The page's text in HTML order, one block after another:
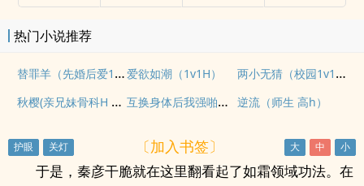
热门小说推荐
替罪羊（先婚后爱1v1）爱欲如潮（1v1H）
两小无猜（校园1v1，高H）
秋樱(亲兄妹骨科H 1V1)
互换身体后我强啪了竹马（高H1V1甜宠） 逆流（师生 高h）
〔加入书签〕
于是，秦彦干脆就在这里翻看起了如霜领域功法。在